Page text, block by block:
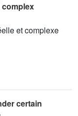
et complexe
certain